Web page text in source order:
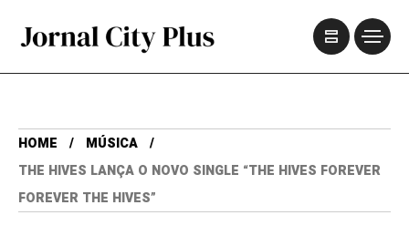
HOME
MÚSICA
THE HIVES LANÇA O NOVO SINGLE “THE HIVES FOREVER
FOREVER THE HIVES”